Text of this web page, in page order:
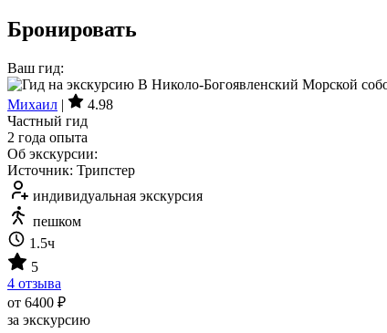
Бронировать
Ваш гид:
Михаил |
4.98
Частный гид
2 года опыта
Об экскурсии:
Источник: Трипстер
индивидуальная экскурсия
пешком
1.5ч
5
4 отзыва
от 6400 ₽
за экскурсию